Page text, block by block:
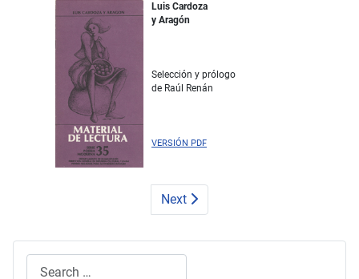
Luis Cardoza
y Aragón
Selección y prólogo
de Raúl Renán
VERSIÓN PDF
Next